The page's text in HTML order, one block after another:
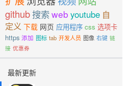
github搜索web youtube 自
定义 下载 网页 应用程序 css 选项卡
https 添加 图标 tab 开发人员 图像 右键 链
接 优惠券
最新更新